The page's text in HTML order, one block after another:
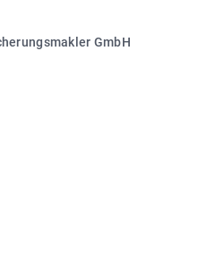
dass ihr die
wirklich am Herzen liegt.“
GmbH